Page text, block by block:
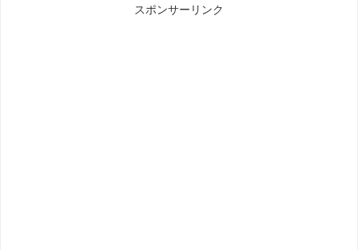
スポンサーリンク